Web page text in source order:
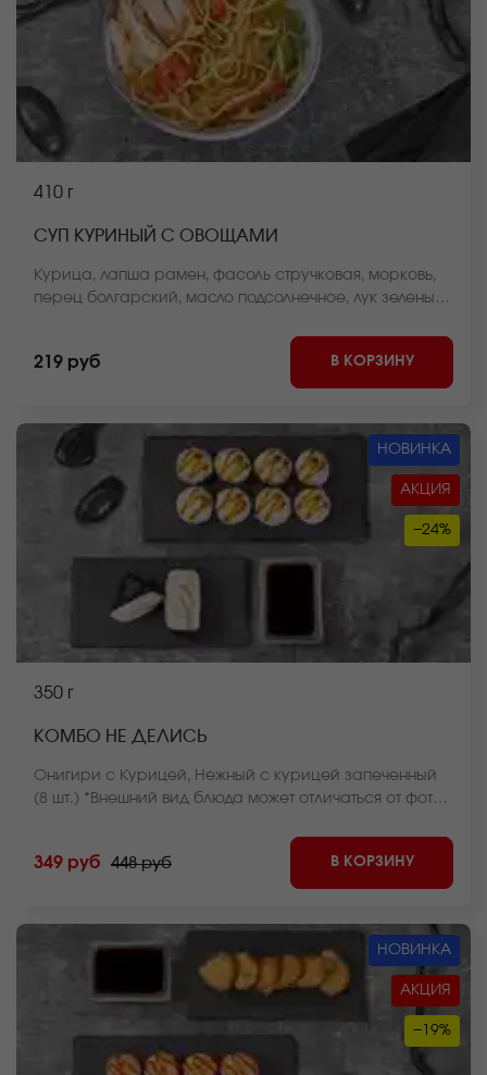
410 г
СУП КУРИНЫЙ С ОВОЩАМИ
Курица, лапша рамен, фасоль стручковая, морковь,
перец болгарский, масло подсолнечное, лук зеленый,
219 руб В КОРЗИНУ
НОВИНКА
АКЦИЯ
−24%
350 г
КОМБО НЕ ДЕЛИСЬ
Онигири с Курицей, Нежный с курицей запеченный
(8 шт.) *Внешний вид блюда может отличаться от фото
349 руб 448 руб В КОРЗИНУ
НОВИНКА
АКЦИЯ
−19%